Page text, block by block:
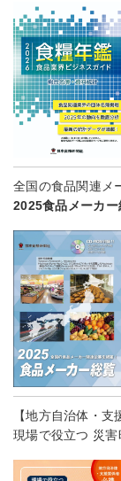
全国の食品関連
2025食品メーカー
【地方自治体・支
現場で役立つ 災